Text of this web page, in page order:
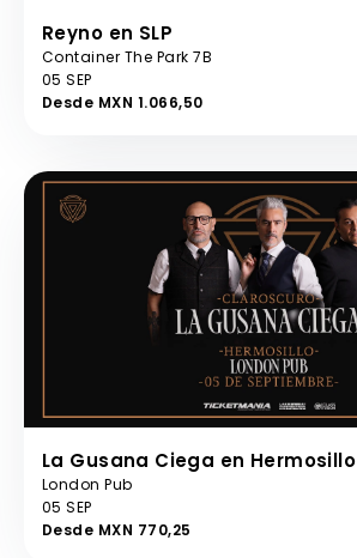
Reyno en SLP
Container The Park 7B
05 SEP
Desde MXN 1.066,50
La Gusana Ciega en Hermosillo
London Pub
05 SEP
Desde MXN 770,25